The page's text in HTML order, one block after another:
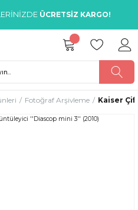
ÜCRETSİZ KARGO!
Fotoğraf Arşivleme Kaiser